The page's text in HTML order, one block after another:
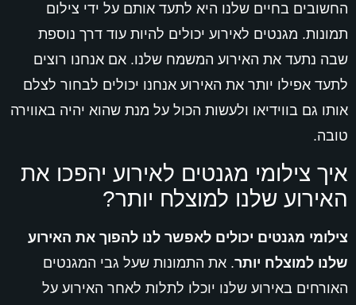
החשובים בחיים שלנו היא לתעד אותם על ידי צילום
תמונות. מגנטים לאירוע יכולים להיות עוד דרך נוספת
שבה נתעד את האירוע המשמח שלנו. אם אנחנו רוצים
לתעד אפילו יותר את האירוע אנחנו יכולים לבחור לצלם
אותו גם בווידיאו ולעשות הכול על מנת שהוא יהיה באווירה
טובה.
איך צילומי מגנטים לאירוע יהפכו את
האירוע שלנו למוצלח יותר?
צילומי מגנטים יכולים לאפשר לנו להפוך את האירוע
שלנו למוצלח יותר. את התמונות שעל גבי המגנטים
האורחים באירוע שלנו יוכלו לתלות לאחר האירוע על